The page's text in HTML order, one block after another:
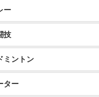
ー
技
ミントン
ター